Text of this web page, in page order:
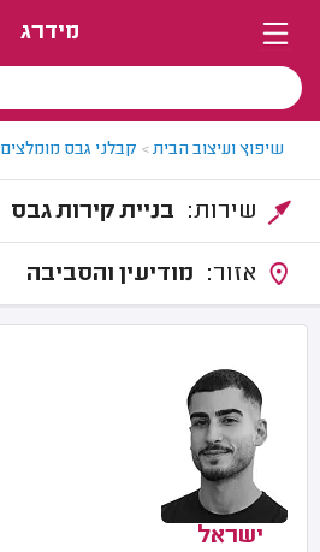
מידרג
שיפוץ ועיצוב הבית> קבלני גבס מומלצים
בניית קירות גבס
מודיעין והסביבה
ישראל